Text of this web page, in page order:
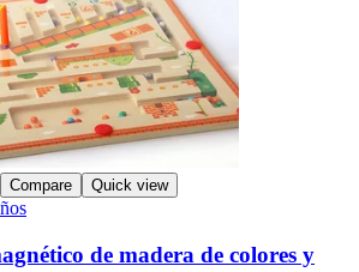
Compare Quick view
de madera de colores y